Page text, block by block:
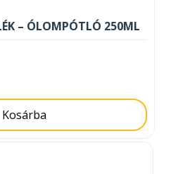
– ÓLOMPÓTLÓ 250ML
Kosárba